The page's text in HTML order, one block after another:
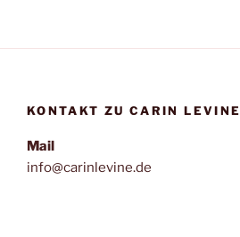
KONTAKT ZU CARIN LEVINE
Mail
info@carinlevine.de